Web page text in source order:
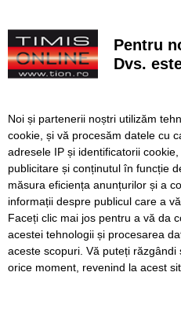
niște echipamente amplasate
Lucrări ale SDM în Timișoara,
Cum arată televizorul care
complicații
Nouă copaci căzuți, dintre
Timișoara, în urma furtunii
SERVICII Redactia
Pentru
Dvs.
Noi și partenerii noștri utilizăm
cookie, și vă procesăm datele cu
adresele IP și identificatorii
publicitare și conținutul în funcție
măsura eficiența anunțurilor și a
informații despre publicul care a
Faceți clic mai jos pentru a vă da
acestei tehnologii și procesarea
aceste scopuri. Vă puteți
orice moment, revenind la acest